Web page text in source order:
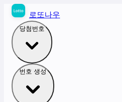
로또나우
당첨번호
번호 생성